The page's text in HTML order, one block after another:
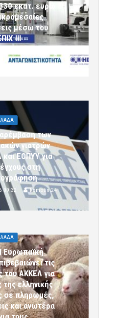
εκατ. ευρώ
μέσω του
ΙΙΙ
των
γιατρών
ΕΟΠΥΥ για
στη
09:32 komotini24
Ευρωπαϊκή
τις
του ΑΚΚΕΛ για
της ελληνικής
σε πληρωμές,
και ανωτέρα